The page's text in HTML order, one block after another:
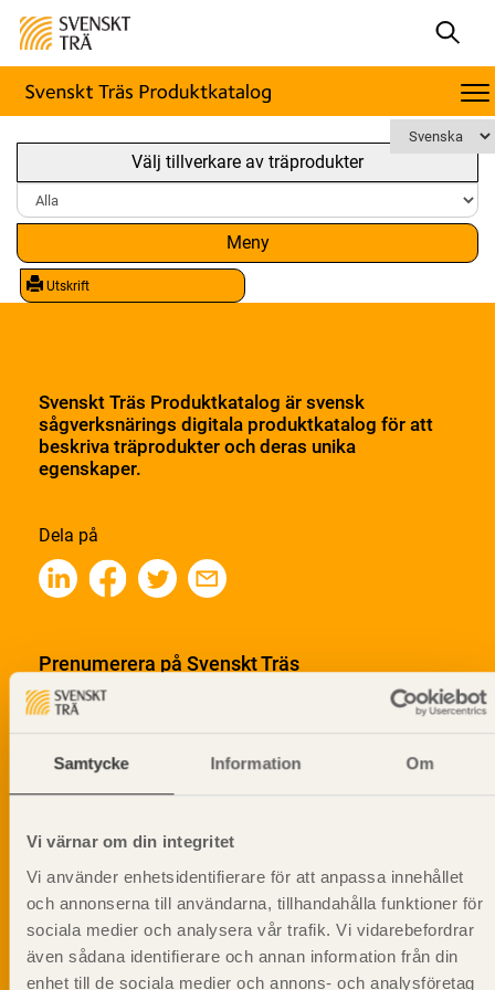
Samtycke Information Om
Vi värnar om din integritet
Vi använder enhetsidentifierare för att anpassa innehållet
och annonserna till användarna, tillhandahålla funktioner för
sociala medier och analysera vår trafik. Vi vidarebefordrar
även sådana identifierare och annan information från din
enhet till de sociala medier och annons- och analysföretag
Välj tillverkare av träprodukter
Meny
Utskrift
Svenskt Träs Produktkatalog är svensk
sågverksnärings digitala produktkatalog för att
beskriva träprodukter och deras unika
egenskaper.
Dela på
Prenumerera på Svenskt Träs
informationsutskick!